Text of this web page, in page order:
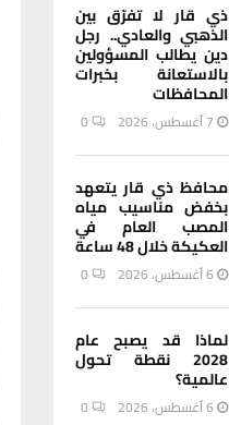
ذي قار لا تفرّق بين
الذهبي والعادي.. رجل
دين يطالب المسؤولين
بالاستعانة بخبرات
المحافظات
7 أغسطس، 2026 0
محافظ ذي قار يتعهد
بخفض مناسيب مياه
المصب العام في
العكيكة خلال 48 ساعة
6 أغسطس، 2026 0
لماذا قد يصبح عام
2028 نقطة تحول
عالمية؟
6 أغسطس، 2026 0